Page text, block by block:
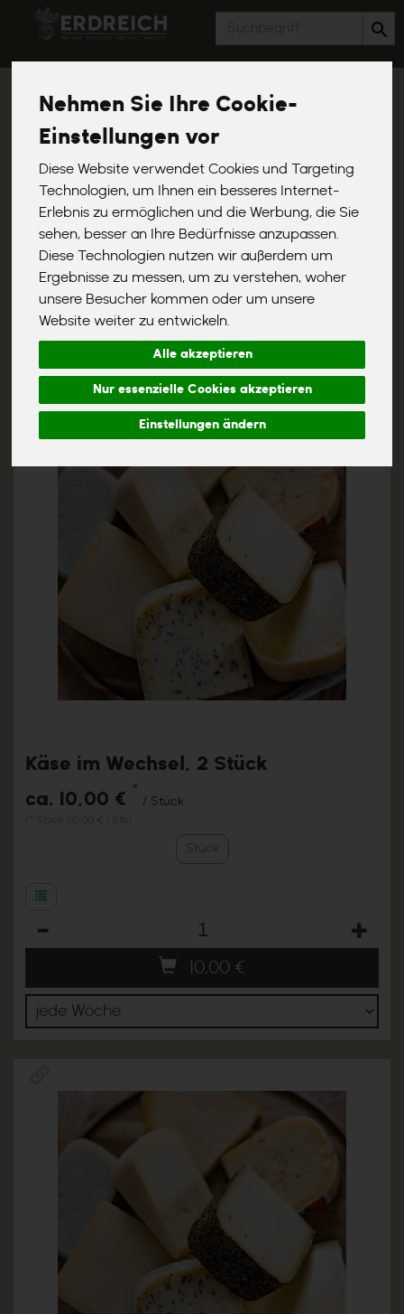
Nehmen Sie Ihre Cookie-
Einstellungen vor
Diese Website verwendet Cookies und Targeting
Technologien, um Ihnen ein besseres Internet-
Erlebnis zu ermöglichen und die Werbung, die Sie
sehen, besser an Ihre Bedürfnisse anzupassen.
Diese Technologien nutzen wir außerdem um
Ergebnisse zu messen, um zu verstehen, woher
unsere Besucher kommen oder um unsere
Website weiter zu entwickeln.
Alle akzeptieren
Nur essenzielle Cookies akzeptieren
Einstellungen ändern
Käse Vielfalt im Abo
2 von 1367
Allergene
Käse im Wechsel, 2 Stück
ca. 10,00 € *
/ Stück
Stück
10,00 €